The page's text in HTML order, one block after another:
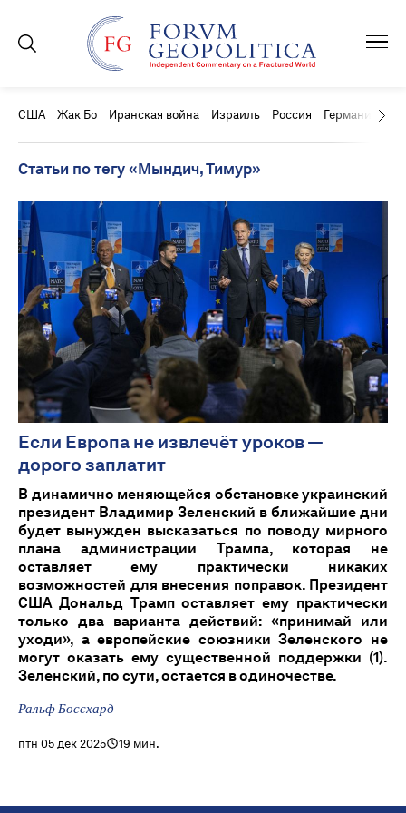
США Жак Бо Иранская война Израиль Россия Германия
Статьи по тегу «Мындич, Тимур»
Если Европа не извлечёт уроков —
дорого заплатит
В динамично меняющейся обстановке украинский
президент Владимир Зеленский в ближайшие дни
будет вынужден высказаться по поводу мирного
плана администрации Трампа, которая не
оставляет ему практически никаких
возможностей для внесения поправок. Президент
США Дональд Трамп оставляет ему практически
только два варианта действий: «принимай или
уходи», а европейские союзники Зеленского не
могут оказать ему существенной поддержки (1).
Зеленский, по сути, остается в одиночестве.
Ральф Боссхард
птн 05 дек 2025 19 мин.